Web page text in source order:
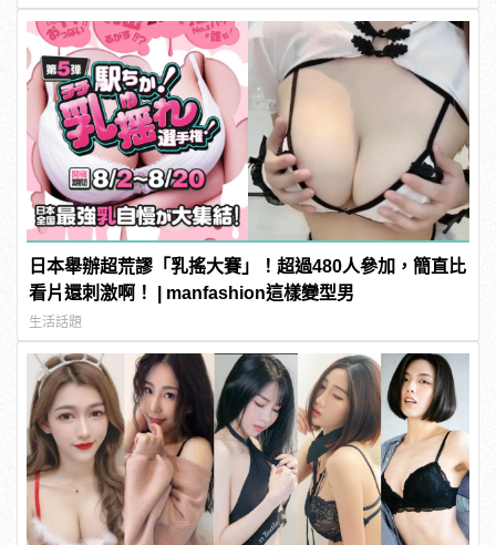
日本舉辦超荒謬「乳搖大賽」！超過480人參加，簡直比
看片還刺激啊！ | manfashion這樣變型男
生活話題